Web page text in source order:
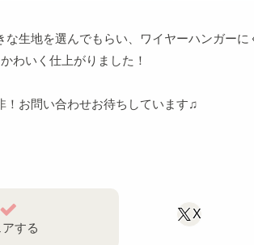
な生地を選んでもらい、ワイヤーハンガー
わいく仕上がりました！
！お問い合わせお待ちしています♫
する
X